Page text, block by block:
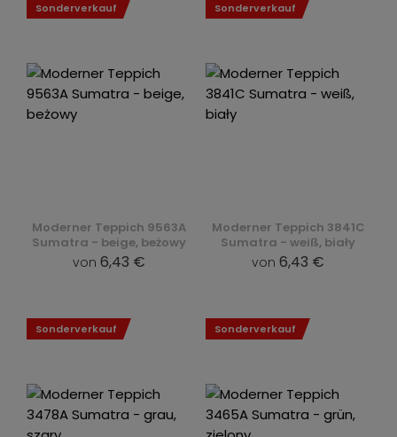
Moderner Teppich 9563A
Sumatra - beige, beżowy
von 6,43 €
Sonderverkauf
Moderner Teppich 3841C
Sumatra - weiß, biały
von 6,43 €
Sonderverkauf
Sonderverkauf Sonderverkauf